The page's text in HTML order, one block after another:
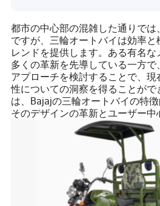
都市の中心部の混雑した通りで
ですが、三輪オートバイは効率
レンドを提供します。ある有名
多くの革新を先導している一方
アプローチを検討することで、
性についての洞察を得ることが
は、Bajajの三輪オートバイの特徴
そのデザインの革新とユーザー中